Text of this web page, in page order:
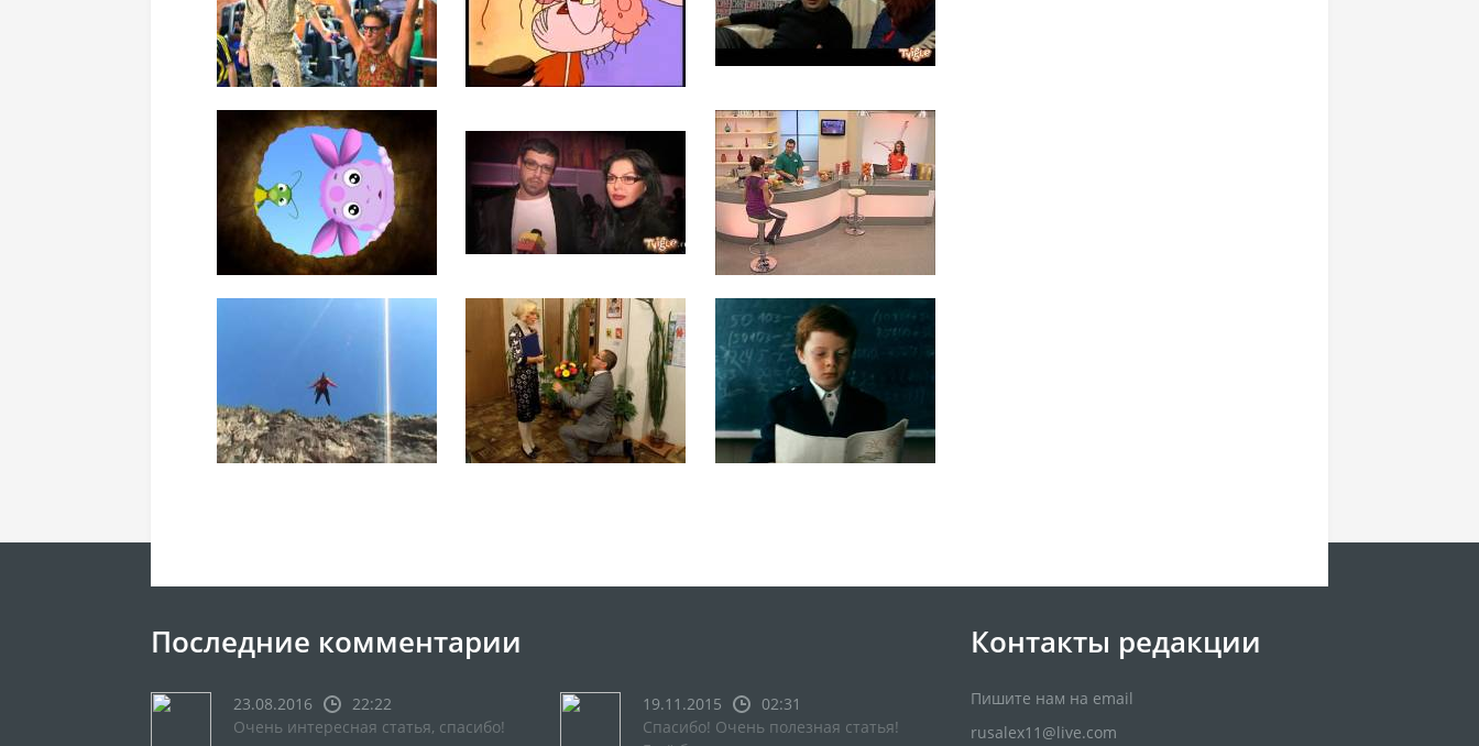
Последние комментарии
23.08.2016
22:22
Очень интересная статья, спасибо!
19.11.2015
02:31
Спасибо! Очень полезная статья!
Контакты редакции
Пишите нам на email
rusalex11@live.com